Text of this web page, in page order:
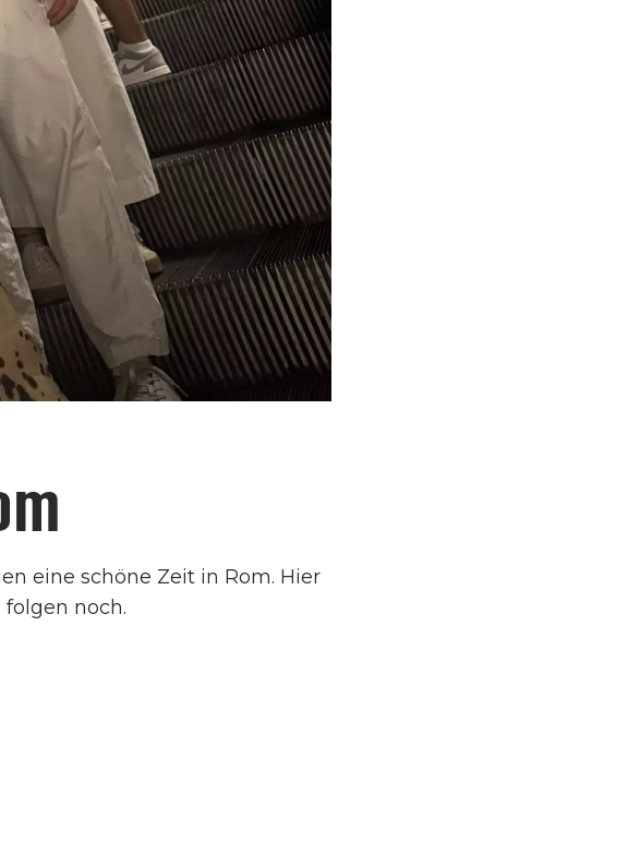
eine schöne Zeit in Rom. Hier
folgen noch.